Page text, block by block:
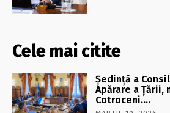
Cele mai citite
Şedinţă a
Apărare a Ţării,
Cotroceni….